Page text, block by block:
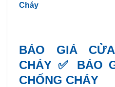
Cháy
BÁO GIÁ
CHÁY ✅ BÁO
CHỐNG CHÁY